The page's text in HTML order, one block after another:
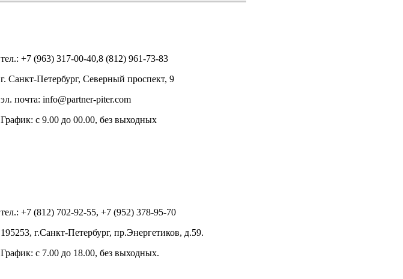
тел.: +7 (963) 317-00-40,8 (812) 961-73-83
г. Санкт-Петербург, Северный проспект, 9
эл. почта: info@partner-piter.com
График: с 9.00 до 00.00, без выходных
тел.: +7 (812) 702-92-55, +7 (952) 378-95-70
195253, г.Санкт-Петербург, пр.Энергетиков, д.59.
График: с 7.00 до 18.00, без выходных.